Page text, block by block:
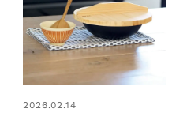
2026.02.14